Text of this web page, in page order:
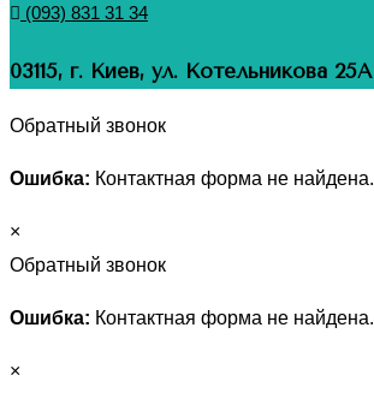
(093) 831 31 34
03115, г. Киев, ул. Котельникова 25А
Обратный звонок
Ошибка: Контактная форма не найдена.
×
Обратный звонок
Ошибка: Контактная форма не найдена.
×